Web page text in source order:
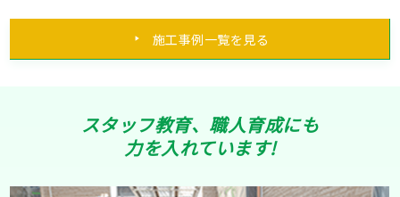
施工事例一覧を見る
スタッフ教育、職人育成にも
力を入れています!